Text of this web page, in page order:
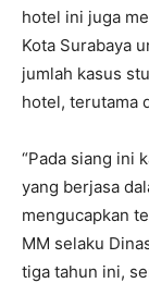
hotel ini juga
Kota Surabaya
jumlah kasus
hotel, terutama
“Pada siang ini
yang berjasa
mengucapkan
MM selaku
tiga tahun ini,